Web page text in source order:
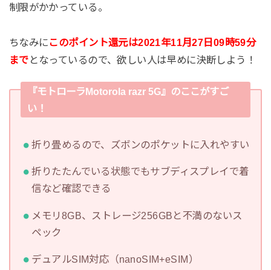
制限がかかっている。
ちなみにこのポイント還元は2021年11月27日09時59分
まで となっているので、欲しい人は早めに決断しよう！
『モトローラMotorola razr 5G』のここがすご
い！
折り畳めるので、ズボンのポケットに入れやすい
折りたたんでいる状態でもサブディスプレイで着
信など確認できる
メモリ8GB、ストレージ256GBと不満のないス
ペック
デュアルSIM対応（nanoSIM+eSIM）